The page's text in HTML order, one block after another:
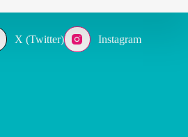
X (Twitter) Instagram